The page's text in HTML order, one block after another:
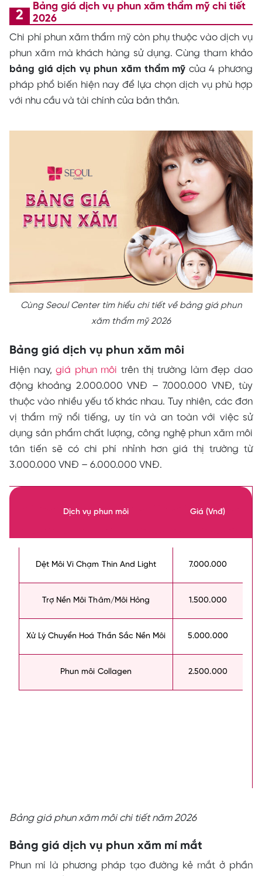
Bảng giá dịch vụ phun xăm thẩm mỹchi tiết
2026
Chi phí phun xăm thẩm mỹ còn phụ thuộc vào dịch vụ
phun xăm mà khách hàng sử dụng. Cùng tham khảo
bảng giá dịch vụ phun xăm thẩm mỹ của 4 phương
pháp phổ biến hiện nay để lựa chọn dịch vụ phù hợp
với nhu cầu và tài chính của bản thân.
Cùng Seoul Center tìm hiểu chi tiết về bảng giá phun
xăm thẩm mỹ 2026
Bảng giá dịch vụ phun xăm môi
Hiện nay,giá phun môi trên thị trường làm đẹp dao
động khoảng 2.000.000 VNĐ – 7.000.000 VNĐ, tùy
thuộc vào nhiều yếu tố khác nhau. Tuy nhiên, các đơn
vị thẩm mỹ nổi tiếng, uy tín và an toàn với việc sử
dụng sản phẩm chất lượng, công nghệ phun xăm môi
tân tiến sẽ có chi phí nhỉnh hơn giá thị trường từ
3.000.000 VNĐ – 6.000.000 VNĐ.
Dịch vụ phun môi Giá (Vnđ)
Dệt Môi Vi Chạm Thin And Light 7.000.000
Trợ Nền Môi Thâm/Môi Hỏng 1.500.000
Xử Lý Chuyển Hoá Thần Sắc Nền Môi 5.000.000
Phun môi Collagen 2.500.000
Bảng giá phun xăm môi chi tiết năm 2026
Bảng giá dịch vụ phun xăm mí mắt
Phun mí là phương pháp tạo đường kẻ mắt ở phần